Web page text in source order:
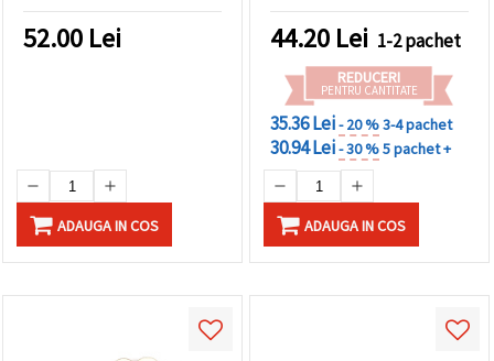
52.00 Lei
ADAUGA IN COS
30x2 mm - 50 buc și 50
inele metalice incluse, DIY
handmade
44.20 Lei 1-2 pachet
REDUCERI
PENTRU CANTITATE
35.36 Lei- 20 %3-4 pachet
30.94 Lei- 30 %5 pachet +
ADAUGA IN COS